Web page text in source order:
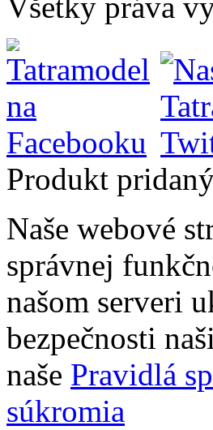
Produkt
Naše webové
správnej
našom serveri
bezpečnosti
naše Pravidlá
súkromia